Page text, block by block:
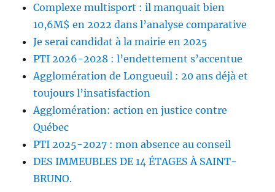
Complexe multisport : il manquait bien
10,6M$ en 2022 dans l’analyse comparative
Je serai candidat à la mairie en 2025
PTI 2026-2028 : l’endettement s’accentue
Agglomération de Longueuil : 20 ans déjà et
toujours l’insatisfaction
Agglomération: action en justice contre
Québec
PTI 2025-2027 : mon absence au conseil
DES IMMEUBLES DE 14 ÉTAGES À SAINT-
BRUNO.